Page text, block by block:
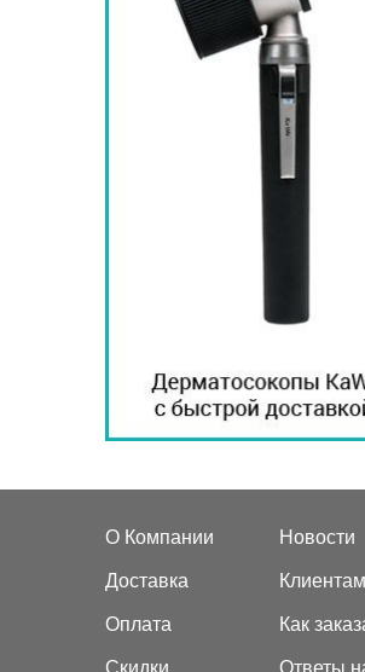
О Компании
Доставка
Оплата
Новости
Клиентам
Как